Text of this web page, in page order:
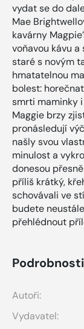
vydat se do
Mae
kavárny
voňavou kávu
staré s novým
hmatatelnou
bolest:
smrti maminky
Maggie brzy
pronásledují
našly svou
minulost a
donesou
příliš krátký,
schovávali ve
budete
přehlédnout
Podrobnosti
Autoři:
Vydavatel: